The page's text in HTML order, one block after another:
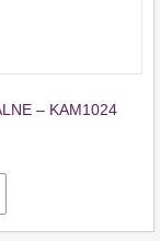
– KAM1024